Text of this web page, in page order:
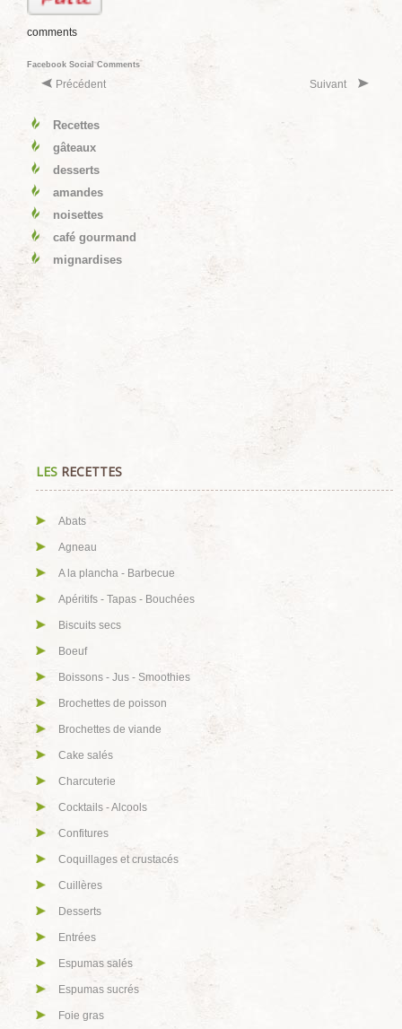
comments
Facebook Social Comments
Précédent Suivant
Recettes
gâteaux
desserts
amandes
noisettes
café gourmand
mignardises
LES RECETTES
Abats
Agneau
A la plancha - Barbecue
Apéritifs - Tapas - Bouchées
Biscuits secs
Boeuf
Boissons - Jus - Smoothies
Brochettes de poisson
Brochettes de viande
Cake salés
Charcuterie
Cocktails - Alcools
Confitures
Coquillages et crustacés
Cuillères
Desserts
Entrées
Espumas salés
Espumas sucrés
Foie gras